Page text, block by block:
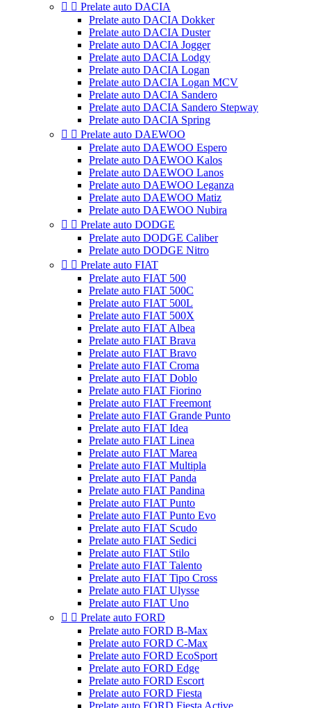
  Prelate auto DACIA
Prelate auto DACIA Dokker
Prelate auto DACIA Duster
Prelate auto DACIA Jogger
Prelate auto DACIA Lodgy
Prelate auto DACIA Logan
Prelate auto DACIA Logan MCV
Prelate auto DACIA Sandero
Prelate auto DACIA Sandero Stepway
Prelate auto DACIA Spring
  Prelate auto DAEWOO
Prelate auto DAEWOO Espero
Prelate auto DAEWOO Kalos
Prelate auto DAEWOO Lanos
Prelate auto DAEWOO Leganza
Prelate auto DAEWOO Matiz
Prelate auto DAEWOO Nubira
  Prelate auto DODGE
Prelate auto DODGE Caliber
Prelate auto DODGE Nitro
  Prelate auto FIAT
Prelate auto FIAT 500
Prelate auto FIAT 500C
Prelate auto FIAT 500L
Prelate auto FIAT 500X
Prelate auto FIAT Albea
Prelate auto FIAT Brava
Prelate auto FIAT Bravo
Prelate auto FIAT Croma
Prelate auto FIAT Doblo
Prelate auto FIAT Fiorino
Prelate auto FIAT Freemont
Prelate auto FIAT Grande Punto
Prelate auto FIAT Idea
Prelate auto FIAT Linea
Prelate auto FIAT Marea
Prelate auto FIAT Multipla
Prelate auto FIAT Panda
Prelate auto FIAT Pandina
Prelate auto FIAT Punto
Prelate auto FIAT Punto Evo
Prelate auto FIAT Scudo
Prelate auto FIAT Sedici
Prelate auto FIAT Stilo
Prelate auto FIAT Talento
Prelate auto FIAT Tipo Cross
Prelate auto FIAT Ulysse
Prelate auto FIAT Uno
  Prelate auto FORD
Prelate auto FORD B-Max
Prelate auto FORD C-Max
Prelate auto FORD EcoSport
Prelate auto FORD Edge
Prelate auto FORD Escort
Prelate auto FORD Fiesta
Prelate auto FORD Fiesta Active